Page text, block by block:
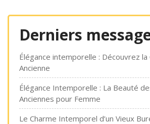
Derniers
Élégance intemporelle : Découvrez la
Ancienne
Élégance Intemporelle : La Beauté
Anciennes pour Femme
Le Charme Intemporel d’un Vieux